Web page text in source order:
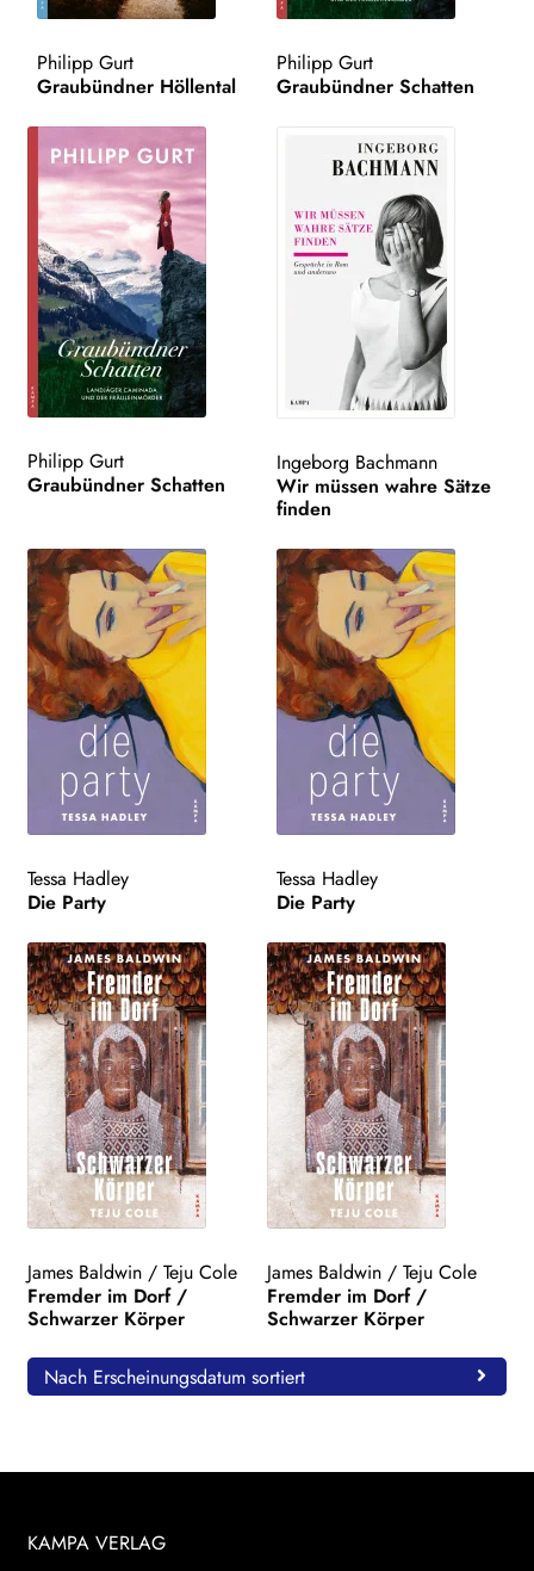
Search:
Philipp Gurt
Graubündner Höllental
Philipp Gurt
Graubündner Schatten
Philipp Gurt
Graubündner Schatten
Ingeborg Bachmann
Wir müssen wahre Sätze
finden
Tessa Hadley
Die Party
Tessa Hadley
Die Party
James Baldwin/ Teju Cole
Fremder im Dorf /
Schwarzer Körper
James Baldwin / Teju Cole
Fremder im Dorf /
Schwarzer Körper
Nach Erscheinungsdatum sortiert
KAMPA VERLAG